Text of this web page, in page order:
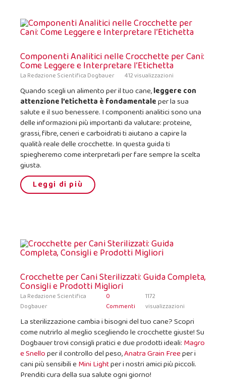
Componenti Analitici nelle Crocchette per Cani:
Come Leggere e Interpretare l’Etichetta
La Redazione Scientifica Dogbauer 412 visualizzazioni
Quando scegli un alimento per il tuo cane,leggere con
attenzione l’etichetta è fondamentaleper la sua
salute e il suo benessere. I componenti analitici sono una
delle informazioni più importanti da valutare: proteine,
grassi, fibre, ceneri e carboidrati ti aiutano a capire la
qualità reale delle crocchette. In questa guida ti
spiegheremo come interpretarli per fare sempre la scelta
giusta.
Leggi di più
Crocchette per Cani Sterilizzati: Guida Completa,
Consigli e Prodotti Migliori
La Redazione Scientifica
Dogbauer
0
Commenti
1172
visualizzazioni
La sterilizzazione cambia i bisogni del tuo cane? Scopri
come nutrirlo al meglio scegliendo le crocchette giuste! Su
Dogbauer trovi consigli pratici e due prodotti ideali: Magro
e Snelloper il controllo del peso,Anatra Grain Freeper i
cani più sensibili eMini Lightper i nostri amici più piccoli.
Prenditi cura della sua salute ogni giorno!